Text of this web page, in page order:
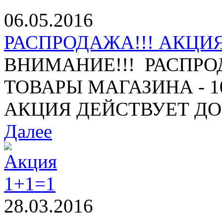
06.05.2016
РАСПРОДАЖА!!! АКЦИЯ
ВНИМАНИЕ!!!
ТОВАРЫ МАГАЗИНА -
АКЦИЯ ДЕЙСТВУЕТ
Далее
28.03.2016